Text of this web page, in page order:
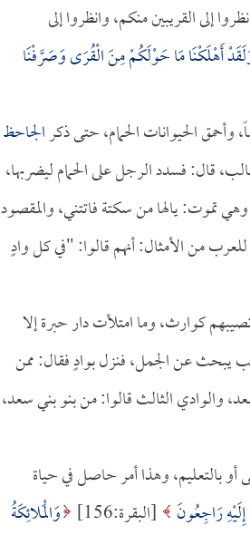
أي انظروا إلى القريبين منكم، وانظروا إلى
أَهْلَكْنَا مَا حَوْلَكُمْ مِنَ الْقُرَى وَصَرَّفْنَا
الحيوانات الحمام، حتى ذكرالجاحظ
قال: فسدد الرجل على الحمام ليضربها،
تموت: يالها من سكتة فاتتني، والمقصود
من الأمثال: أنهم قالوا: "في كل وادٍ
كوارث، وما امتلأت دار حبرة إلا
يبحث عن الجمل، فنزل بوادٍ فقال: ممن
والوادي الثالث قالوا: من بنو بني سعد،
بالتعليم، وهذا أمر حاصل في حياة
إِلَيْهِ رَاجِعُونَ [البقرة:156]
وَالْمَلائِكَةُ